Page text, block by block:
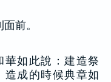
前。
華如此說：建造祭
造成的時候典章如